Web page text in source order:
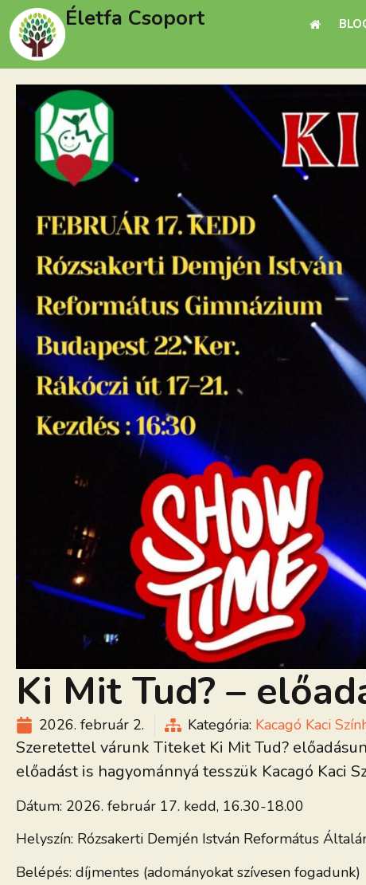
Életfa Csoport
Ki Mit Tud? –
2026. február 2. Kategória: Kacagó Kaci
Szeretettel várunk Titeket Ki Mit Tud?
előadást is hagyománnyá tesszük Kacagó Kaci
Dátum: 2026. február 17. kedd, 16.30-18.00
Helyszín: Rózsakerti Demjén István Református
Belépés: díjmentes (adományokat szívesen fogadunk)